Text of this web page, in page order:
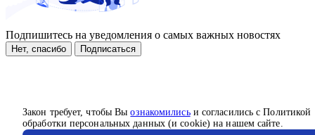
Закон требует, чтобы Выознакомилисьи согласились с Политикой
обработки персональных данных (и cookie) на нашем сайте.
Подпишитесь на уведомления о самых важных новостях
Нет, спасибо Подписаться